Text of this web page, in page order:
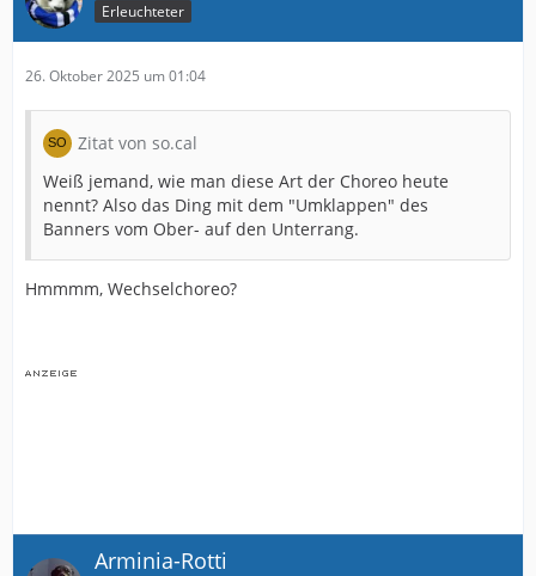
Erleuchteter
26. Oktober 2025 um 01:04
Zitat von so.cal
Weiß jemand, wie man diese Art der Choreo heute
nennt? Also das Ding mit dem "Umklappen" des
Banners vom Ober- auf den Unterrang.
Hmmmm, Wechselchoreo?
Arminia-Rotti